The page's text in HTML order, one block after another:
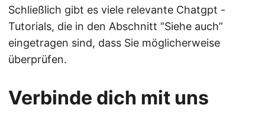
Schließlich gibt es viele relevante Chatgpt -
Tutorials, die in den Abschnitt “Siehe auch”
eingetragen sind, dass Sie möglicherweise
überprüfen.
Verbinde dich mit uns